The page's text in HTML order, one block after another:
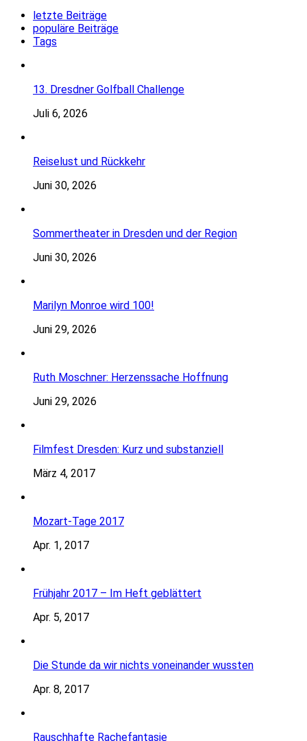
letzte Beiträge
populäre Beiträge
Tags
13. Dresdner Golfball Challenge
Juli 6, 2026
Reiselust und Rückkehr
Juni 30, 2026
Sommertheater in Dresden und der Region
Juni 30, 2026
Marilyn Monroe wird 100!
Juni 29, 2026
Ruth Moschner: Herzenssache Hoffnung
Juni 29, 2026
Filmfest Dresden: Kurz und substanziell
März 4, 2017
Mozart-Tage 2017
Apr. 1, 2017
Frühjahr 2017 – Im Heft geblättert
Apr. 5, 2017
Die Stunde da wir nichts voneinander wussten
Apr. 8, 2017
Rauschhafte Rachefantasie